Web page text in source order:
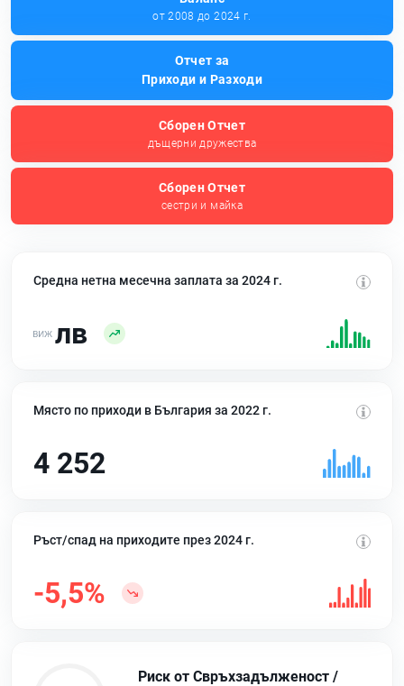
от 2008 до 2024 г.
Отчет за
Приходи и Разходи
Сборен Отчет
дъщерни дружества
Сборен Отчет
сестри и майка
Средна нетна месечна заплата за 2024 г.
лв
Място по приходи в България за 2022 г.
4 252
Ръст/спад на приходите през 2024 г.
-5,5%
Риск от Свръхзадълженост /